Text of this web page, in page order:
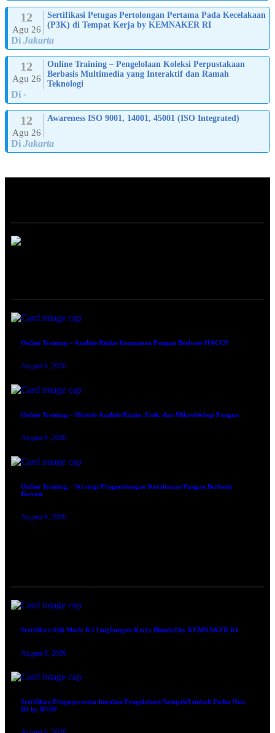
12
Agu 26
Sertifikasi Petugas Pertolongan Pertama Pada Kecelakaan
(P3K) di Tempat Kerja by KEMNAKER RI
Di Jakarta
12
Agu 26
Online Training – Pengelolaan Koleksi Perpustakaan
Berbasis Multimedia yang Interaktif dan Ramah
Teknologi
Di -
12
Agu 26
Awareness ISO 9001, 14001, 45001 (ISO Integrated)
Di Jakarta
Online Training – Analisis Risiko Keamanan Pangan Berbasis HACCP
August 8, 2026
Online Training – Metode Analisis Kimia, Fisik, dan Mikrobiologi Pangan
August 8, 2026
Online Training – Strategi Pengembangan Ketahanan Pangan Berbasis
Inovasi
August 8, 2026
Sertifikasi Ahli Muda K3 Lingkungan Kerja Blended by KEMNAKER RI
August 8, 2026
Sertifikasi Pengoperasian Instalasi Pengelolaan Sampah/Limbah Padat Non
B3 by BNSP